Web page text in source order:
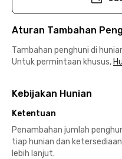
Aturan Tambahan
Tambahan penghuni di
Untuk permintaan khusus,
Kebijakan Hunian
Ketentuan
Penambahan jumlah
tiap hunian dan
lebih lanjut.